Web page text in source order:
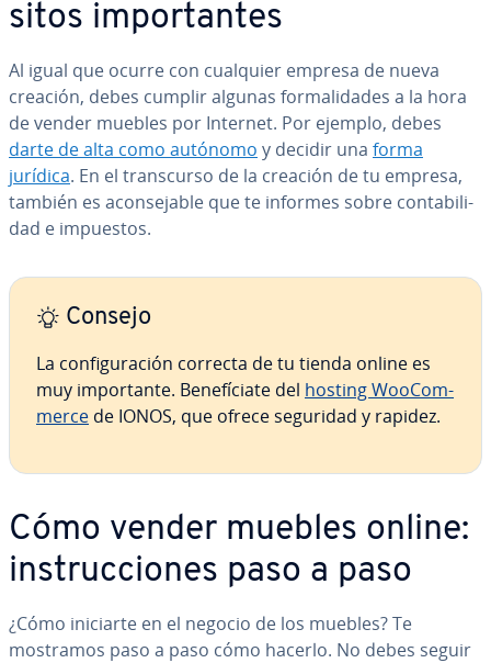
si­tos im­po­r­ta­n­tes
Al igual que ocurre con cualquier empresa de nueva
creación, debes cumplir algunas fo­r­ma­li­da­des a la hora
de vender muebles por Internet. Por ejemplo, debes
darte de alta como autónomo y decidir una forma
jurídica. En el tra­n­s­cu­r­so de la creación de tu empresa,
también es aco­n­se­ja­ble que te informes sobre co­n­ta­bi­li­
dad e impuestos.
Consejo
La co­n­fi­gu­ra­ción correcta de tu tienda online es
muy im­po­r­ta­n­te. Be­ne­fí­cia­te del hosting Woo­Co­m­
me­r­ce de IONOS, que ofrece seguridad y rapidez.
Cómo vender muebles online:
in­s­tru­c­cio­nes paso a paso
¿Cómo iniciarte en el negocio de los muebles? Te
mostramos paso a paso cómo hacerlo. No debes seguir